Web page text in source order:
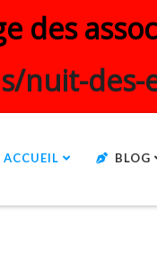
des
nuit-des-
ACCUEIL BLOG